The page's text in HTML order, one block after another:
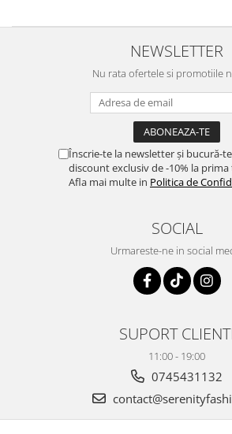
NEWSLETTER
Nu rata ofertele si promotiile
Înscrie-te la newsletter și bucură-
discount exclusiv de -10% la
Afla mai multe in Politica de
SOCIAL
Urmareste-ne in social
SUPORT CLIENTI
11:00 - 19:00
0745431132